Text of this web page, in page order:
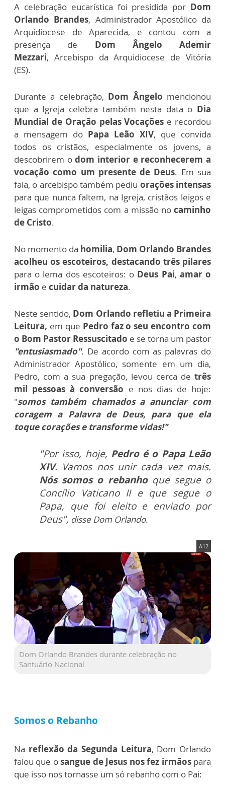
A celebração eucarística foi presidida por Dom
Orlando Brandes, Administrador Apostólico da
Arquidiocese de Aparecida, e contou com a
presença de Dom Ângelo Ademir
Mezzari, Arcebispo da Arquidiocese de Vitória
(ES).
Durante a celebração, Dom Ângelo mencionou
que a Igreja celebra também nesta data o Dia
Mundial de Oração pelas Vocações e recordou
a mensagem do Papa Leão XIV, que convida
todos os cristãos, especialmente os jovens, a
descobrirem odom interior e reconhecerem a
vocação como um presente de Deus. Em sua
fala, o arcebispo também pediu orações intensas
para que nunca faltem, na Igreja, cristãos leigos e
leigas comprometidos com a missão no caminho
de Cristo.
No momento da homilia, Dom Orlando Brandes
acolheu os escoteiros, destacando três pilares
para o lema dos escoteiros: o Deus Pai, amar o
irmão e cuidar da natureza.
Neste sentido, Dom Orlando refletiu a Primeira
Leitura, em que Pedro faz o seu encontro com
o Bom Pastor Ressuscitado e se torna um pastor
"entusiasmado". De acordo com as palavras do
Administrador Apostólico, somente em um dia,
Pedro, com a sua pregação, levou cerca de três
mil pessoas à conversão e nos dias de hoje:
"somos também chamados a anunciar com
coragem a Palavra de Deus, para que ela
toque corações e transforme vidas!"
"Por isso, hoje, Pedro é o Papa Leão
XIV. Vamos nos unir cada vez mais.
Nós somos o rebanhoque segue o
Concílio Vaticano II e que segue o
Papa, que foi eleito e enviado por
Deus", disse Dom Orlando.
A12
Dom Orlando Brandes durante celebração no
Santuário Nacional
Somos o Rebanho
Na reflexão da Segunda Leitura, Dom Orlando
falou que osangue de Jesus nos fez irmãospara
que isso nos tornasse um só rebanho com o Pai: